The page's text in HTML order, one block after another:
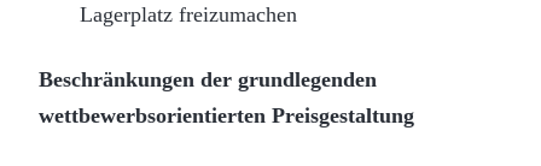
Lagerplatz freizumachen
Beschränkungen der grundlegenden
wettbewerbsorientierten Preisgestaltung